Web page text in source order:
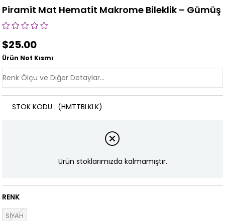
Piramit Mat Hematit Makrome Bileklik – Gümüş
$25.00
Ürün Not Kısmı
(HMTTBLKLK)
STOK KODU
Ürün stoklarımızda kalmamıştır.
RENK
SİYAH